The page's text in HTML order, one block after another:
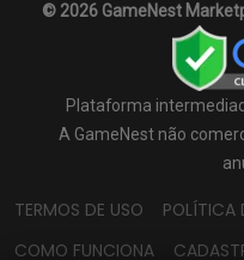
© 2026 GameNest
Plataforma
A GameNest não
TERMOS DE USO
POLÍTICA
COMO FUNCIONA